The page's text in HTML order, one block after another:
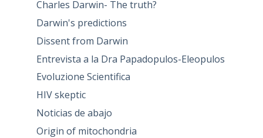
Charles Darwin- The truth?
Darwin's predictions
Dissent from Darwin
Entrevista a la Dra Papadopulos-Eleopulos
Evoluzione Scientifica
HIV skeptic
Noticias de abajo
Origin of mitochondria